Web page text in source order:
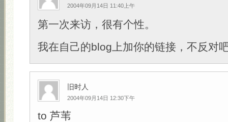
2004年09月14日 11:40上午
第一次来访，很有个性。
我在自己的blog上加你的链接，不反对
旧时人
2004年09月14日 12:30下午
to 芦苇